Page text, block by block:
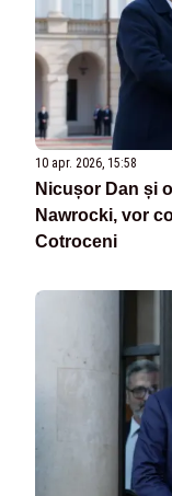
10 apr. 2026, 15:58
Nicușor Dan și
Nawrocki, vor
Cotroceni